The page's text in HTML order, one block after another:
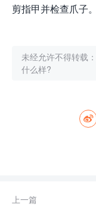
剪指甲并检查爪子。
未经允许不得转载：
什么样?
上一篇